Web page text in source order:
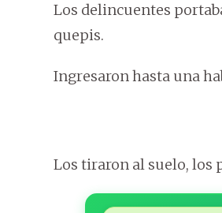
Los delincuentes
quepis.
Ingresaron hasta una
Los tiraron al suelo, los